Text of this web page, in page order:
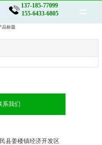
137-185-77099
155-6433-6805
=
品标题
系我们
县姜楼镇经济开发区